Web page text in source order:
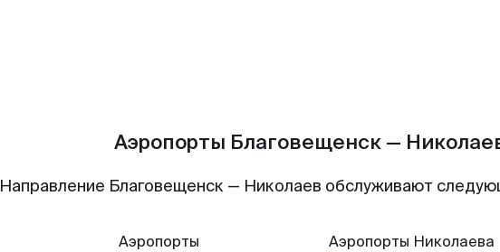
Аэропорты Благовещенск —
Направление Благовещенск — Николаев обслуживают
Аэропорты
Аэропорты Николаева